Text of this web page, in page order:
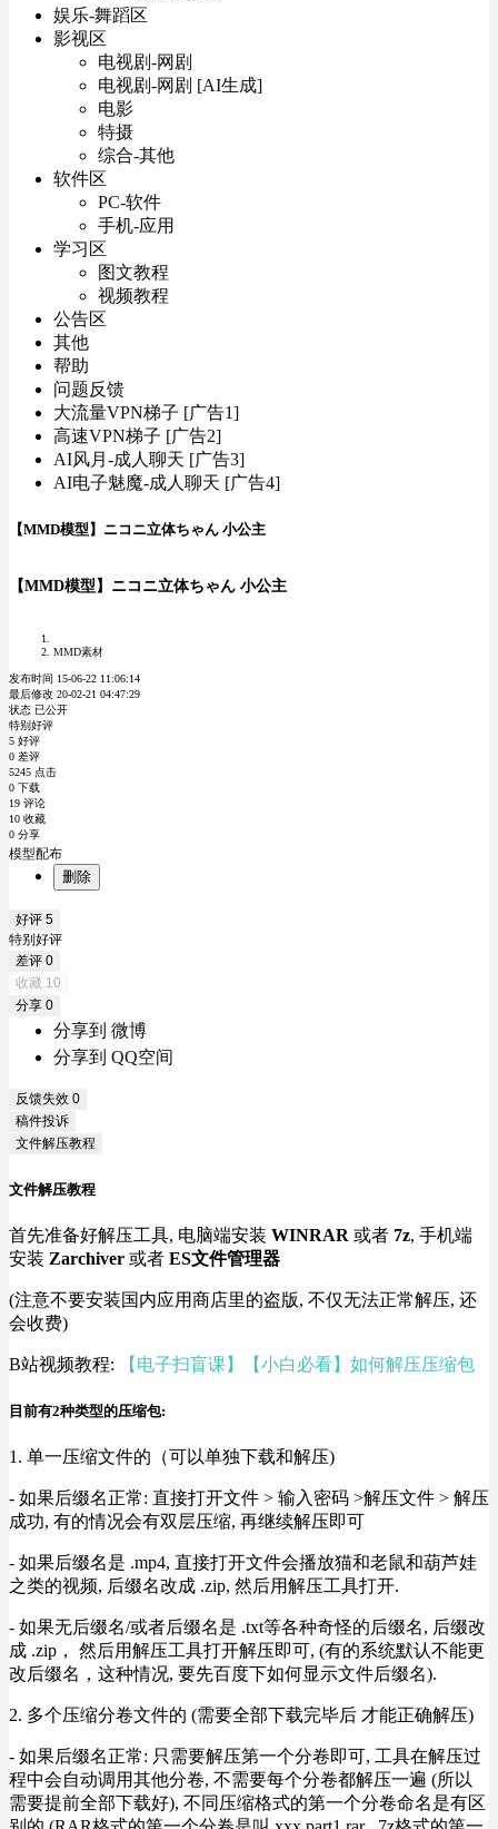
娱乐-舞蹈区
影视区
电视剧-网剧
电视剧-网剧 [AI生成]
电影
特摄
综合-其他
软件区
PC-软件
手机-应用
学习区
图文教程
视频教程
公告区
其他
帮助
问题反馈
大流量VPN梯子 [广告1]
高速VPN梯子 [广告2]
AI风月-成人聊天 [广告3]
AI电子魅魔-成人聊天 [广告4]
【MMD模型】ニコニ立体ちゃん 小公主
【MMD模型】ニコニ立体ちゃん 小公主
MMD素材
发布时间 15-06-22 11:06:14
最后修改 20-02-21 04:47:29
状态 已公开
特别好评
5 好评
0 差评
5245 点击
0 下载
19 评论
10 收藏
0 分享
模型配布
删除
好评 5
特别好评
差评 0
收藏 10
分享 0
分享到 微博
分享到 QQ空间
反馈失效 0
稿件投诉
文件解压教程
文件解压教程
首先准备好解压工具, 电脑端安装 WINRAR 或者 7z, 手机端
安装 Zarchiver 或者 ES文件管理器
(注意不要安装国内应用商店里的盗版, 不仅无法正常解压, 还
会收费)
B站视频教程: 【电子扫盲课】【小白必看】如何解压压缩包
目前有2种类型的压缩包:
1. 单一压缩文件的（可以单独下载和解压)
- 如果后缀名正常: 直接打开文件 > 输入密码 >解压文件 > 解压
成功, 有的情况会有双层压缩, 再继续解压即可
- 如果后缀名是 .mp4, 直接打开文件会播放猫和老鼠和葫芦娃
之类的视频, 后缀名改成 .zip, 然后用解压工具打开.
- 如果无后缀名/或者后缀名是 .txt等各种奇怪的后缀名, 后缀改
成 .zip， 然后用解压工具打开解压即可, (有的系统默认不能更
改后缀名，这种情况, 要先百度下如何显示文件后缀名).
2. 多个压缩分卷文件的 (需要全部下载完毕后 才能正确解压)
- 如果后缀名正常: 只需要解压第一个分卷即可, 工具在解压过
程中会自动调用其他分卷, 不需要每个分卷都解压一遍 (所以
需要提前全部下载好), 不同压缩格式的第一个分卷命名是有区